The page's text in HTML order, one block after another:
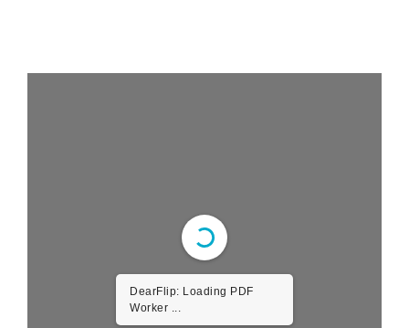
DearFlip: Loading PDF
Worker ...